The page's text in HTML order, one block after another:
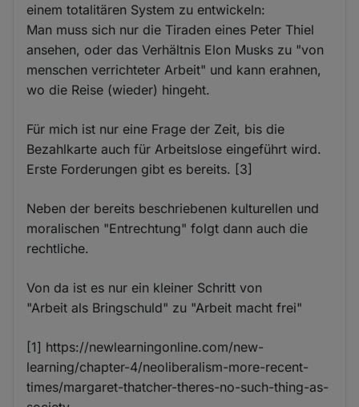
einem totalitären System zu entwickeln:
Man muss sich nur die Tiraden eines Peter Thiel
ansehen, oder das Verhältnis Elon Musks zu "von
menschen verrichteter Arbeit" und kann erahnen,
wo die Reise (wieder) hingeht.
Für mich ist nur eine Frage der Zeit, bis die
Bezahlkarte auch für Arbeitslose eingeführt wird.
Erste Forderungen gibt es bereits. [3]
Neben der bereits beschriebenen kulturellen und
moralischen "Entrechtung" folgt dann auch die
rechtliche.
Von da ist es nur ein kleiner Schritt von
"Arbeit als Bringschuld" zu "Arbeit macht frei"
[1] https://newlearningonline.com/new-
learning/chapter-4/neoliberalism-more-recent-
times/margaret-thatcher-theres-no-such-thing-as-